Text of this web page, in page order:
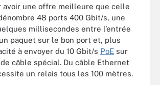
avoir une offre meilleure que celle
48 ports 400 Gbit/s, une
millisecondes entre l’entrée
paquet sur le bon port et, plus
à envoyer du 10 Gbit/s PoE sur
câble spécial. Du câble Ethernet
un relais tous les 100 mètres.